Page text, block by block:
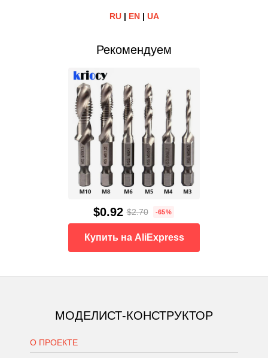
RU| EN| UA
Рекомендуем
$0.92 $2.70 -65%
Купить на AliExpress
МОДЕЛИСТ-КОНСТРУКТОР
О ПРОЕКТЕ